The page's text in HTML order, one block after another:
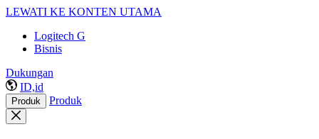
LEWATI KE KONTEN UTAMA
Logitech G
Bisnis
Dukungan
ID,id
Produk Produk